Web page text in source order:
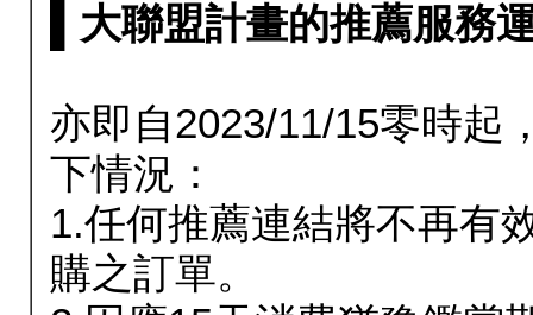
▌大聯盟計畫的推薦服務
亦即自2023/11/15零時起
下情況：
1.任何推薦連結將不再有
購之訂單。